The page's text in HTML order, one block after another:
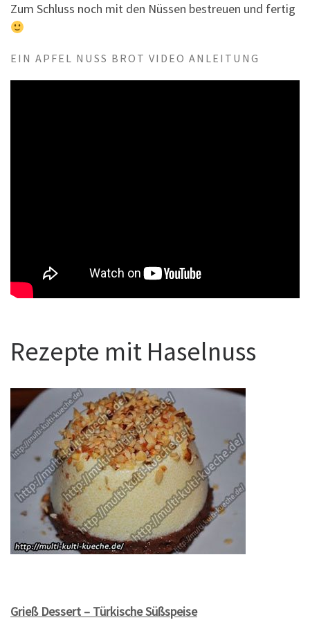
Zum Schluss noch mit den Nüssen bestreuen und fertig
EIN APFEL NUSS BROT VIDEO ANLEITUNG
Rezepte mit Haselnuss
Grieß Dessert – Türkische Süßspeise